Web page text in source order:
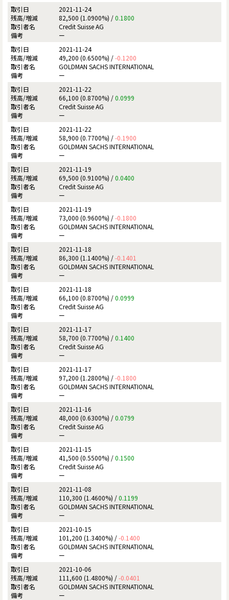
2021-11-24
82,500 (1.0900%) /0.1800
Credit Suisse AG
ー
2021-11-24
49,200 (0.6500%) /-0.1200
GOLDMAN SACHS INTERNATIONAL
ー
2021-11-22
66,100 (0.8700%) /0.0999
Credit Suisse AG
ー
2021-11-22
58,900 (0.7700%) /-0.1900
GOLDMAN SACHS INTERNATIONAL
ー
2021-11-19
69,500 (0.9100%) /0.0400
Credit Suisse AG
ー
2021-11-19
73,000 (0.9600%) /-0.1800
GOLDMAN SACHS INTERNATIONAL
ー
2021-11-18
86,300 (1.1400%) /-0.1401
GOLDMAN SACHS INTERNATIONAL
ー
2021-11-18
66,100 (0.8700%) /0.0999
Credit Suisse AG
ー
2021-11-17
58,700 (0.7700%) /0.1400
Credit Suisse AG
ー
2021-11-17
97,200 (1.2800%) /-0.1800
GOLDMAN SACHS INTERNATIONAL
ー
2021-11-16
48,000 (0.6300%) /0.0799
Credit Suisse AG
ー
2021-11-15
41,500 (0.5500%) /0.1500
Credit Suisse AG
ー
2021-11-08
110,300 (1.4600%) /0.1199
GOLDMAN SACHS INTERNATIONAL
ー
2021-10-15
101,200 (1.3400%) /-0.1400
GOLDMAN SACHS INTERNATIONAL
ー
2021-10-06
111,600 (1.4800%) /-0.0401
GOLDMAN SACHS INTERNATIONAL
ー